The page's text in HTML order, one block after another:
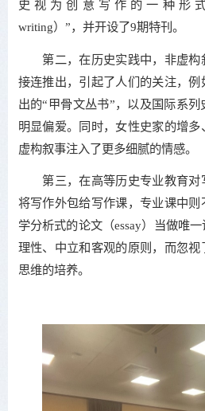
史视为创意写作的一种形式
writing）”，并开设了9期特刊。
第二，在历史实践中，非虚
接连推出，引起了人们的关注，
出的“甲骨文丛书”，以及国际系
明显偏爱。同时，女性史家的增
虚构叙事注入了更多细腻的情感。
第三，在高等历史专业教育
将写作外包给写作课，专业课中
学分析式的论文（essay）当做唯
理性、中立和客观的原则，而忽
思维的培养。